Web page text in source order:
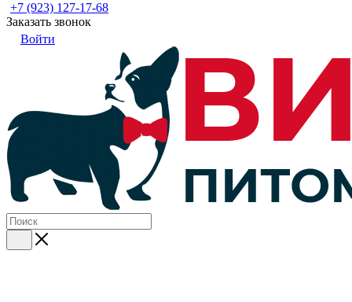
+7 (923) 127-17-68
Заказать звонок
Войти